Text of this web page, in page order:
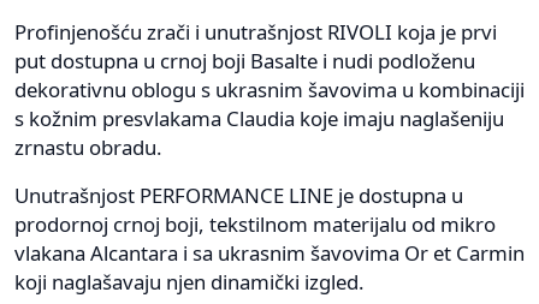
Profinjenošću zrači i unutrašnjost RIVOLI koja je prvi
put dostupna u crnoj boji Basalte i nudi podloženu
dekorativnu oblogu s ukrasnim šavovima u kombinaciji
s kožnim presvlakama Claudia koje imaju naglašeniju
zrnastu obradu.
Unutrašnjost PERFORMANCE LINE je dostupna u
prodornoj crnoj boji, tekstilnom materijalu od mikro
vlakana Alcantara i sa ukrasnim šavovima Or et Carmin
koji naglašavaju njen dinamički izgled.